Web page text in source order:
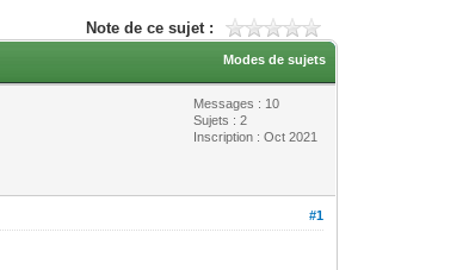
Note de ce sujet :
Modes de sujets
Messages : 10
Sujets : 2
Inscription : Oct 2021
#1